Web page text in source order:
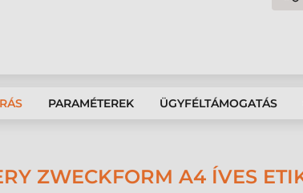
PARAMÉTEREK ÜGYFÉLTÁMOGATÁS
ZWECKFORM A4 ÍVES